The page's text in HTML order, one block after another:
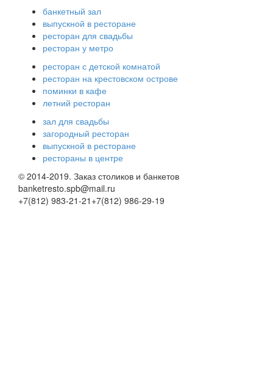
банкетный зал
выпускной в ресторане
ресторан для свадьбы
ресторан у метро
ресторан с детской комнатой
ресторан на крестовском острове
поминки в кафе
летний ресторан
зал для свадьбы
загородный ресторан
выпускной в ресторане
рестораны в центре
© 2014-2019. Заказ столиков и банкетов
banketresto.spb@mail.ru
+7(812) 983-21-21 +7(812) 986-29-19